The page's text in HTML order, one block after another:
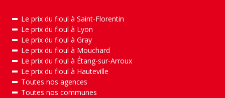
Le prix du fioul à Saint-Florentin
Le prix du fioul à Lyon
Le prix du fioul à Gray
Le prix du fioul à Mouchard
Le prix du fioul à Étang-sur-Arroux
Le prix du fioul à Hauteville
Toutes nos agences
Toutes nos communes